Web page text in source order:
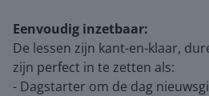
Eenvoudig inzetbaar:
De lessen zijn kant-en-klaar,
zijn perfect in te zetten als:
- Dagstarter om de dag